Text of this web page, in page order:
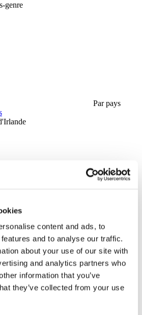
content and ads, to
and to analyse our traffic.
about your use of our site with
and analytics partners who
information that you’ve
they’ve collected from your use
genre
Par pays